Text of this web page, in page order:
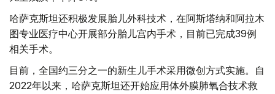
哈萨克斯坦还积极发展胎儿外科技术，在阿斯塔纳和阿拉木
图专业医疗中心开展部分胎儿宫内手术，目前已完成39例
相关手术。
目前，全国约三分之一的新生儿手术采用微创方式实施。自
2022年以来，哈萨克斯坦还开始应用体外膜肺氧合技术救